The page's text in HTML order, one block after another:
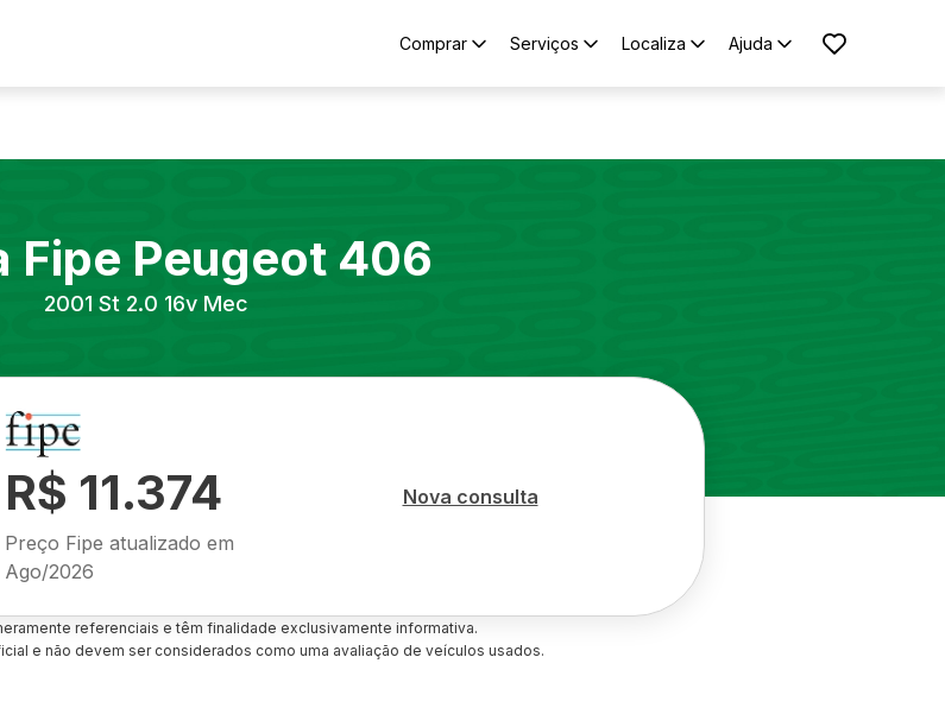
Comprar Serviços Localiza Ajuda
Fipe Peugeot 406
2001 St 2.0 16v Mec
R$ 11.374
Preço Fipe atualizado em
Ago/2026
Nova consulta
referenciais e têm finalidade exclusivamente informativa.
e não devem ser considerados como uma avaliação de veículos usados.